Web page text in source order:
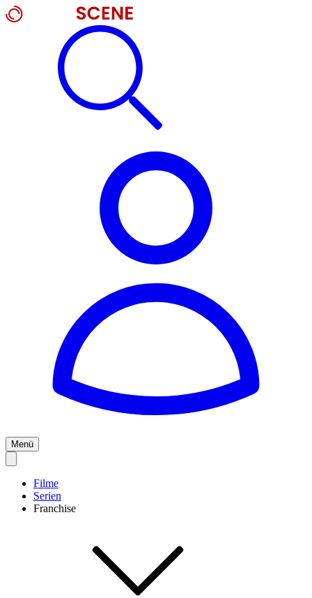
Menü
Filme
Serien
Franchise